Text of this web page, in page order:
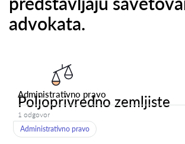
advokata.
Administrativno pravo
Poljoprivredno zemljiste
1 odgovor
Administrativno pravo